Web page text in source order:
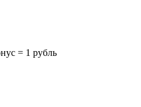
= 1 рубль